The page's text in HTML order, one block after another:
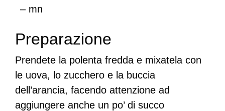
– mn
Preparazione
Prendete la polenta fredda e mixatela con
le uova, lo zucchero e la buccia
dell’arancia, facendo attenzione ad
aggiungere anche un po’ di succo